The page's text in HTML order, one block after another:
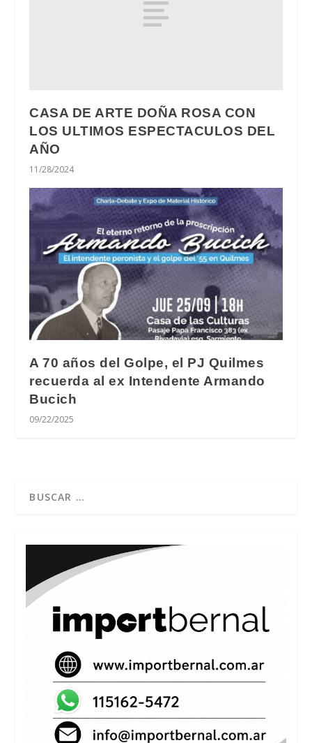
CASA DE ARTE DOÑA ROSA CON
LOS ULTIMOS ESPECTACULOS DEL
AÑO
11/28/2024
A 70 años del Golpe, el PJ Quilmes
recuerda al ex Intendente Armando
Bucich
09/22/2025